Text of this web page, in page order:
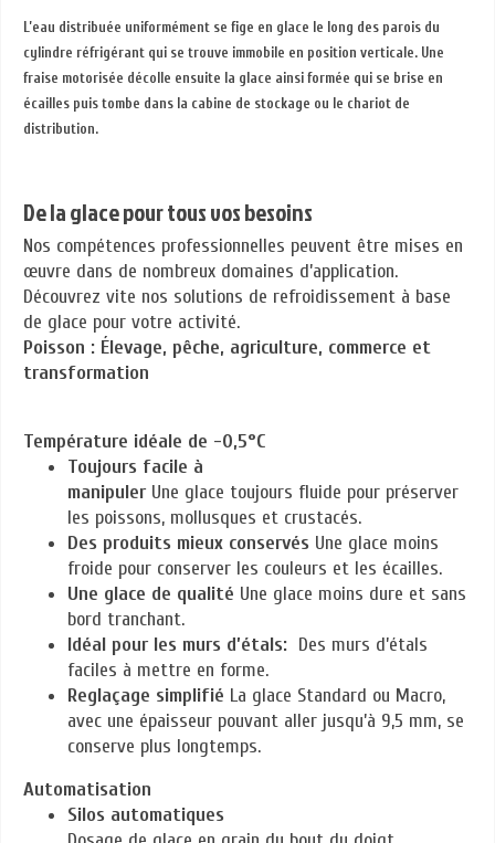
L’eau distribuée uniformément se fige en glace le long des parois du
cylindre réfrigérant qui se trouve immobile en position verticale. Une
fraise motorisée décolle ensuite la glace ainsi formée qui se brise en
écailles puis tombe dans la cabine de stockage ou le chariot de
distribution.
De la glace pour tous vos besoins
Nos compétences professionnelles peuvent être mises en
œuvre dans de nombreux domaines d’application.
Découvrez vite nos solutions de refroidissement à base
de glace pour votre activité.
Poisson : Élevage, pêche, agriculture, commerce et
transformation
Température idéale de -0,5°C
Toujours facile à
manipulerUne glace toujours fluide pour préserver
les poissons, mollusques et crustacés.
Des produits mieux conservés Une glace moins
froide pour conserver les couleurs et les écailles.
Une glace de qualité Une glace moins dure et sans
bord tranchant.
Idéal pour les murs d’étals: Des murs d’étals
faciles à mettre en forme.
Reglaçage simplifié La glace Standard ou Macro,
avec une épaisseur pouvant aller jusqu’à 9,5 mm, se
conserve plus longtemps.
Automatisation
Silos automatiques